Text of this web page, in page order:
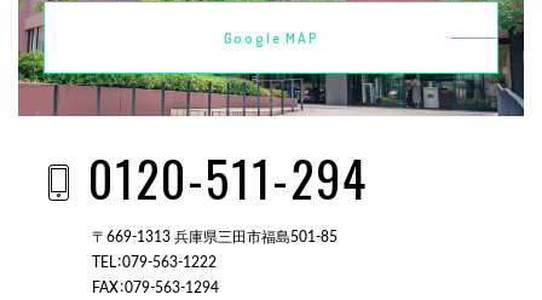
Google MAP
0120-511-294
〒669-1313 兵庫県三田市福島501-85
TEL：079-563-1222
FAX：079-563-1294